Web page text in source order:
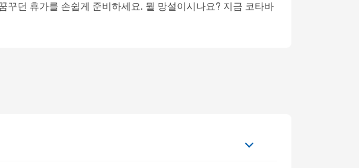
던 휴가를 손쉽게 준비하세요. 뭘 망설이시나요? 지금 코타바